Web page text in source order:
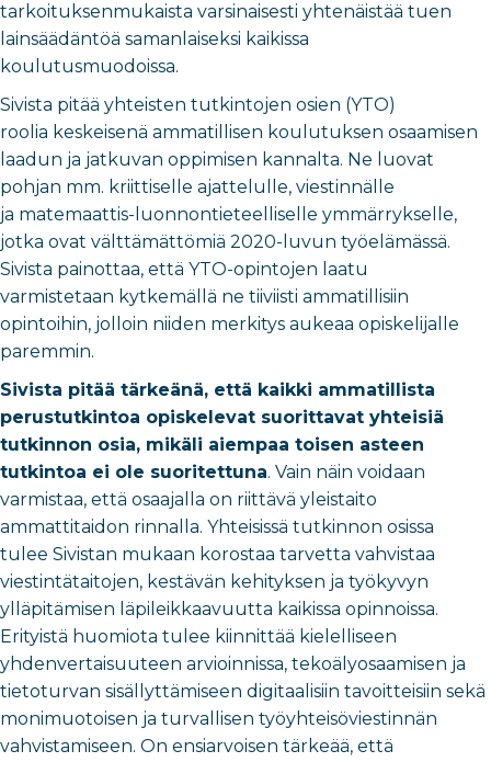
tarkoituksenmukaista varsinaisesti yhtenäistää tuen
lainsäädäntöä samanlaiseksi kaikissa
koulutusmuodoissa.
Sivista pitää yhteisten tutkintojen osien (YTO)
roolia keskeisenä ammatillisen koulutuksen osaamisen
laadun ja jatkuvan oppimisen kannalta. Ne luovat
pohjan mm. kriittiselle ajattelulle, viestinnälle
ja matemaattis-luonnontieteelliselle ymmärrykselle,
jotka ovat välttämättömiä 2020-luvun työelämässä.
Sivista painottaa, että YTO-opintojen laatu
varmistetaan kytkemällä ne tiiviisti ammatillisiin
opintoihin, jolloin niiden merkitys aukeaa opiskelijalle
paremmin.
Sivista pitää tärkeänä, että kaikki ammatillista
perustutkintoa opiskelevat suorittavat yhteisiä
tutkinnon osia, mikäli aiempaa toisen asteen
tutkintoa ei ole suoritettuna. Vain näin voidaan
varmistaa, että osaajalla on riittävä yleistaito
ammattitaidon rinnalla. Yhteisissä tutkinnon osissa
tulee Sivistan mukaan korostaa tarvetta vahvistaa
viestintätaitojen, kestävän kehityksen ja työkyvyn
ylläpitämisen läpileikkaavuutta kaikissa opinnoissa.
Erityistä huomiota tulee kiinnittää kielelliseen
yhdenvertaisuuteen arvioinnissa, tekoälyosaamisen ja
tietoturvan sisällyttämiseen digitaalisiin tavoitteisiin sekä
monimuotoisen ja turvallisen työyhteisöviestinnän
vahvistamiseen. On ensiarvoisen tärkeää, että